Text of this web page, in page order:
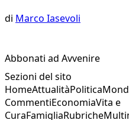
di Marco Iasevoli
Abbonati ad Avvenire
Sezioni del sito
HomeAttualitàPolitica
CommentiEconomiaVita e
CuraFamigliaRubriche